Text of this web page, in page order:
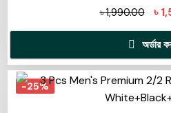
৳1,990.00 ৳
অর্ডার
-25%